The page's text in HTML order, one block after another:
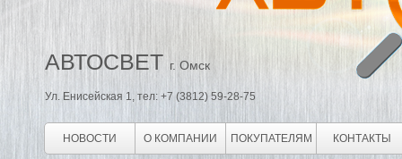
АВТОСВЕТ г. Омск
Ул. Енисейская 1, тел: +7 (3812) 59-28-75
НОВОСТИ О КОМПАНИИ ПОКУПАТЕЛЯМ КОНТАКТЫ